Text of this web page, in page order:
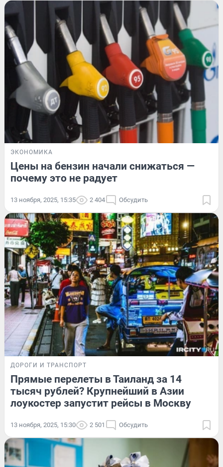
ЭКОНОМИКА
Цены на бензин начали снижаться —
почему это не радует
13 ноября, 2025, 15:35 2 404 Обсудить
ДОРОГИ И ТРАНСПОРТ
Прямые перелеты в Таиланд за 14
тысяч рублей? Крупнейший в Азии
лоукостер запустит рейсы в Москву
13 ноября, 2025, 15:30 2 501 Обсудить